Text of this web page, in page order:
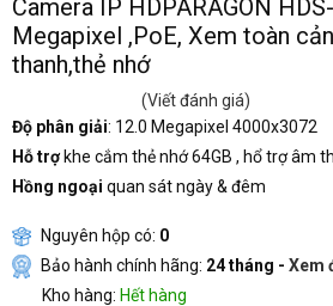
Camera IP HDPARAGON
Megapixel ,PoE, Xem toàn
thanh,thẻ nhớ
(Viết đánh giá)
Độ phân giải: 12.0 Megapixel 4000x3072
Hỗ trợkhe cắm thẻ nhớ 64GB , hổ trợ âm
Hồng ngoại quan sát ngày & đêm
Nguyên hộp có: 0
Bảo hành chính hãng: 24 tháng - Xem
Kho hàng: Hết hàng